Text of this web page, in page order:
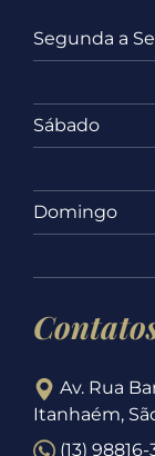
Segunda a
Sábado
Domingo
Av. Rua
Itanhaém,
(13) 98816-